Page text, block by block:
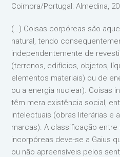
Coimbra/Portugal: Almedina,
(…) Coisas corpóreas são
natural, tendo
independentemente de
(terrenos, edifícios, objetos,
elementos materiais) ou de
ou a energia nuclear). Coisas
têm mera existência social,
intelectuais (obras literárias e
marcas). A classificação
incorpóreas deve-se a Gaius
ou não apreensíveis pelos